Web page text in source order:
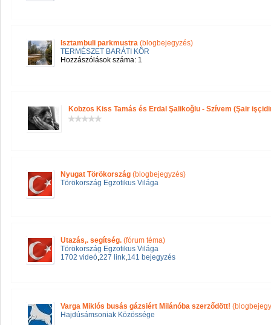
Isztambuli parkmustra (blogbejegyzés)
TERMÉSZET BARÁTI KÖR
Hozzászólások száma: 1
Kobzos Kiss Tamás és Erdal Şalikoğlu - Szívem (Şair
Nyugat Törökország (blogbejegyzés)
Törökország Egzotikus Világa
Utazás,. segítség. (fórum téma)
Törökország Egzotikus Világa
1702 videó,227 link,141 bejegyzés
Varga Miklós busás gázsiért Milánóba szerződött!
Hajdúsámsoniak Közössége